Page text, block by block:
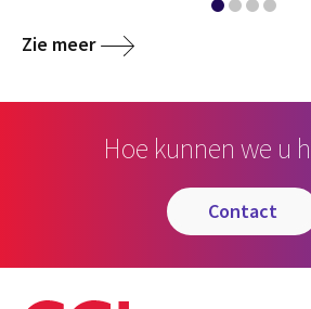
Zie meer
Hoe kunnen we u
contact